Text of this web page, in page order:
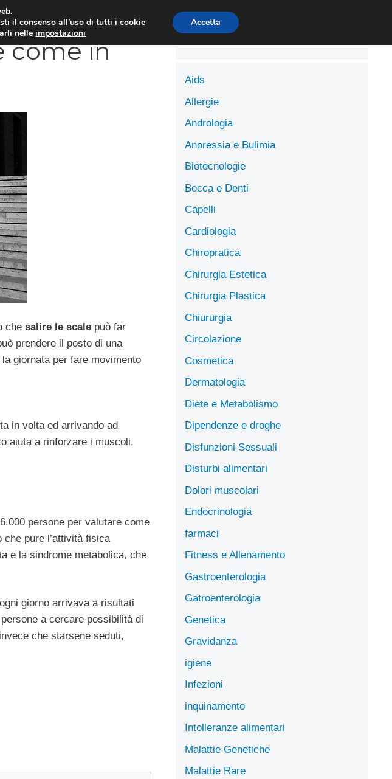
CARDIOLOGIA SCIENZE DELL’ALIMENTAZIONE
come in
che salire le scale può far
prendere il posto di una
giornata per fare movimento
in volta ed arrivando ad
aiuta a rinforzare i muscoli,
persone per valutare come
pure l’attività fisica
e la sindrome metabolica, che
giorno arrivava a risultati
a cercare possibilità di
che starsene seduti,
Aids
Allergie
Andrologia
Anoressia e Bulimia
Biotecnologie
Bocca e Denti
Capelli
Cardiologia
Chiropratica
Chirurgia Estetica
Chirurgia Plastica
Chiururgia
Circolazione
Cosmetica
Dermatologia
Diete e Metabolismo
Dipendenze e droghe
Disfunzioni Sessuali
Disturbi alimentari
Dolori muscolari
Endocrinologia
farmaci
Fitness e Allenamento
Gastroenterologia
Gatroenterologia
Genetica
Gravidanza
igiene
Infezioni
inquinamento
Intolleranze alimentari
Malattie Genetiche
Malattie Rare
il consenso all’uso di tutti i cookie
nelleimpostazioni
Accetta